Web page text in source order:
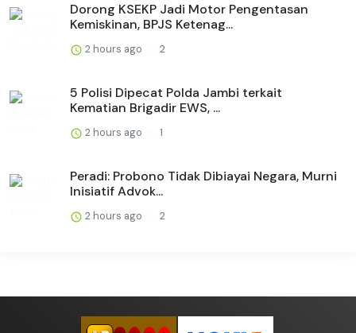
Dorong KSEKP Jadi Motor Pengentasan
Kemiskinan, BPJS Ketenag...
2 hours ago 2
5 Polisi Dipecat Polda Jambi terkait
Kematian Brigadir EWS, ...
2 hours ago 1
Peradi: Probono Tidak Dibiayai Negara, Murni
Inisiatif Advok...
2 hours ago 2